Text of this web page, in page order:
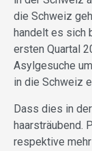
die Schweiz
handelt es sich
ersten Quartal
Asylgesuche
in die Schweiz
Dass dies in
haarsträubend.
respektive